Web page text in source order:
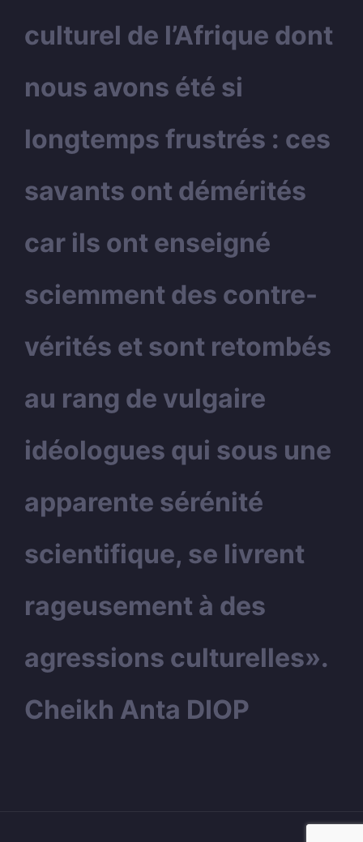
culturel de l’Afrique dont
nous avons été si
longtemps frustrés : ces
savants ont démérités
car ils ont enseigné
sciemment des contre-
vérités et sont retombés
au rang de vulgaire
idéologues qui sous une
apparente sérénité
scientifique, se livrent
rageusement à des
agressions culturelles».
Cheikh Anta DIOP